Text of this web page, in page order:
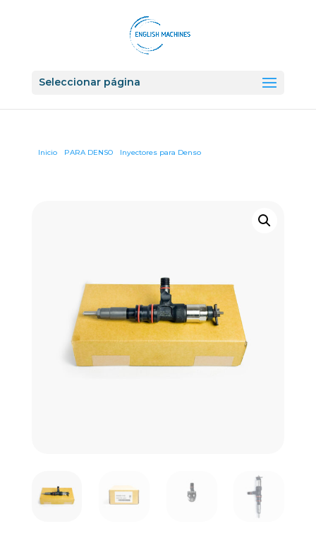
Seleccionar página
Inicio/ PARA DENSO/ Inyectores para Denso/ INYECTOR 095000-